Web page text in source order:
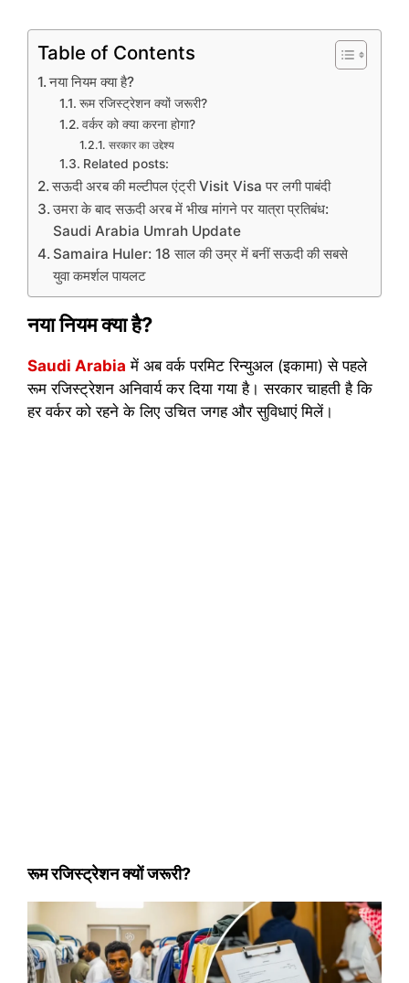
Table of Contents
नया नियम क्या है?
रूम रजिस्ट्रेशन क्यों जरूरी?
वर्कर को क्या करना होगा?
सरकार का उद्देश्य
Related posts:
सऊदी अरब की मल्टीपल एंट्री Visit Visa पर लगी पाबंदी
उमरा के बाद सऊदी अरब में भीख मांगने पर यात्रा प्रतिबंध:
Saudi Arabia Umrah Update
Samaira Huler: 18 साल की उम्र में बनीं सऊदी की सबसे
युवा कमर्शल पायलट
नया नियम क्या है?
Saudi Arabia में अब वर्क परमिट रिन्युअल (इकामा) से पहले
रूम रजिस्ट्रेशन अनिवार्य कर दिया गया है। सरकार चाहती है कि
हर वर्कर को रहने के लिए उचित जगह और सुविधाएं मिलें।
रूम रजिस्ट्रेशन क्यों जरूरी?